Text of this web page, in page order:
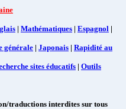
| Mathématiques | Espagnol |
générale | Japonais | Rapidité au
sites éducatifs | Outils
traductions interdites sur tous